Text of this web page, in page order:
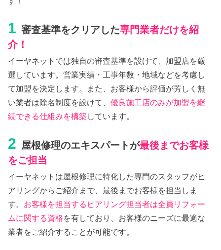
1 審査基準をクリアした専門業者だけを紹
介！
イーヤネットでは独自の審査基準を設けて、加盟店を厳
選しています。営業実績・工事年数・地域などを考慮し
て加盟を決定します。また、お客様から評価が芳しく無
い業者は除名制度を設けて、優良施工店のみが加盟を継
続できる仕組みを構築しています。
2 屋根修理のエキスパートが最後までお客様
をご担当
イーヤネットは屋根修理に特化した専門のスタッフがヒ
アリングからご紹介まで、最後までお客様を担当しま
す。 お客様を担当するヒアリング担当者は全員リフォー
ムに関する資格を有しており、お客様のニーズに最適な
業者をご紹介することが可能です。